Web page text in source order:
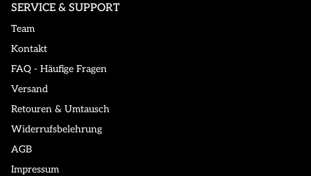
SERVICE & SUPPORT
Team
Kontakt
FAQ - Häufige Fragen
Versand
Retouren & Umtausch
Widerrufsbelehrung
AGB
Impressum